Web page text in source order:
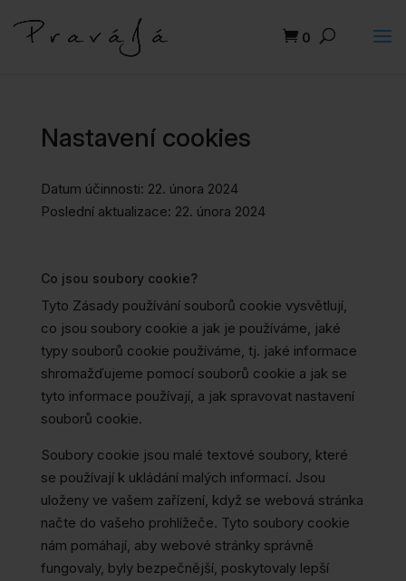
0
Nastavení cookies
Datum účinnosti: 22. února 2024
Poslední aktualizace: 22. února 2024
Co jsou soubory cookie?
Tyto Zásady používání souborů cookie vysvětlují,
co jsou soubory cookie a jak je používáme, jaké
typy souborů cookie používáme, tj. jaké informace
shromažďujeme pomocí souborů cookie a jak se
tyto informace používají, a jak spravovat nastavení
souborů cookie.
Soubory cookie jsou malé textové soubory, které
se používají k ukládání malých informací. Jsou
uloženy ve vašem zařízení, když se webová stránka
načte do vašeho prohlížeče. Tyto soubory cookie
nám pomáhají, aby webové stránky správně
fungovaly, byly bezpečnější, poskytovaly lepší